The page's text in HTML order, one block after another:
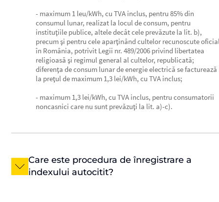
- maximum 1 leu/kWh, cu TVA inclus, pentru 85% din
consumul lunar, realizat la locul de consum, pentru
instituţiile publice, altele decât cele prevăzute la lit. b),
precum şi pentru cele aparţinând cultelor recunoscute
în România, potrivit Legii nr. 489/2006 privind libertatea
religioasă şi regimul general al cultelor, republicată;
diferenţa de consum lunar de energie electrică se facturează
la preţul de maximum 1,3 lei/kWh, cu TVA inclus;
- maximum 1,3 lei/kWh, cu TVA inclus, pentru consumatorii
noncasnici care nu sunt prevăzuţi la lit. a)-c).
Care este procedura de înregistrare a
indexului autocitit?